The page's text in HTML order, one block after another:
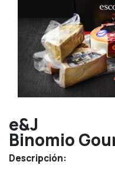
e&J
Binomio
Descripción: